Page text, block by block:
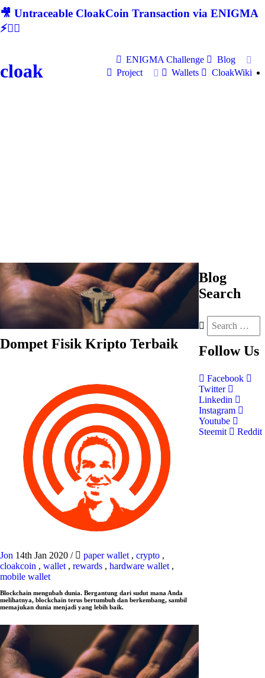
🎥 Untraceable CloakCoin Transaction via ENIGMA
⚡🕵‍♂
cloak
ENIGMA Challenge
Blog
Project
Wallets CloakWiki
Dompet Fisik Kripto Terbaik
Jon 14th Jan 2020 / paper wallet , crypto ,
cloakcoin , wallet , rewards , hardware wallet ,
mobile wallet
Blockchain mengubah dunia. Bergantung dari sudut mana Anda
melihatnya, blockchain terus bertumbuh dan berkembang, sambil
memajukan dunia menjadi yang lebih baik.
Blog
Search
Follow Us
Facebook
Twitter
Linkedin
Instagram
Youtube
Steemit
Reddit